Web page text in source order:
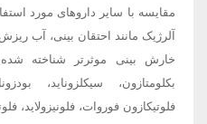
مقایسه با سایر داروهای مورد
آلرژیک مانند احتقان بینی، آب
خارش بینی موثرتر شناخته
بکلومتازون، سیکلزوناید،
فلوتیکازون فوروات، فلونیزولاید،